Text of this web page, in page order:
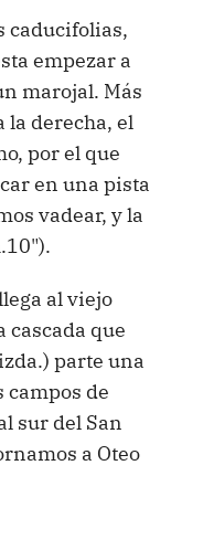
caducifolias,
empezar a
marojal. Más
la derecha, el
por el que
en una pista
vadear, y la
al viejo
cascada que
parte una
campos de
sur del San
a Oteo